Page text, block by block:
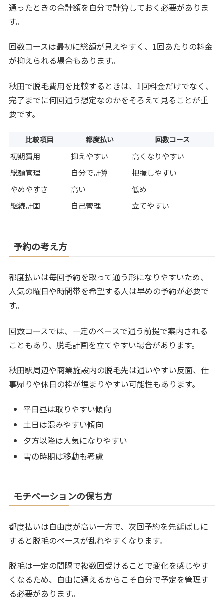
通ったときの合計額を自分で計算しておく必要がありま
す。
回数コースは最初に総額が見えやすく、1回あたりの料金
が抑えられる場合もあります。
秋田で脱毛費用を比較するときは、1回料金だけでなく、
完了までに何回通う想定なのかをそろえて見ることが重
要です。
比較項目 都度払い 回数コース
初期費用 抑えやすい
高くなりやすい
総額管理
自分で計算
把握しやすい
やめやすさ
高い
低め
継続計画
自己管理 立てやすい
予約の考え方
都度払いは毎回予約を取って通う形になりやすいため、
人気の曜日や時間帯を希望する人は早めの予約が必要で
す。
回数コースでは、一定のペースで通う前提で案内される
こともあり、脱毛計画を立てやすい場合があります。
秋田駅周辺や商業施設内の脱毛先は通いやすい反面、仕
事帰りや休日の枠が埋まりやすい可能性もあります。
平日昼は取りやすい傾向
土日は混みやすい傾向
夕方以降は人気になりやすい
雪の時期は移動も考慮
モチベーションの保ち方
都度払いは自由度が高い一方で、次回予約を先延ばしに
すると脱毛のペースが乱れやすくなります。
脱毛は一定の間隔で複数回受けることで変化を感じやす
くなるため、自由に通えるからこそ自分で予定を管理す
る必要があります。